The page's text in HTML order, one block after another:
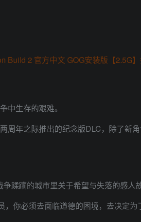
中生存的艰难。
周年之际推出的纪念版DLC，除了新
蹂躏的城市里关于希望与失落的感人
，你必须去面临道德的困境，去决定为